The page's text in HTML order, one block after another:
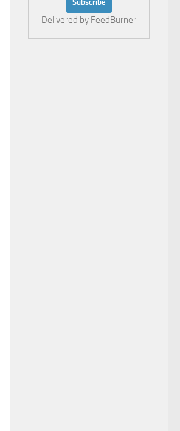
Delivered by FeedBurner